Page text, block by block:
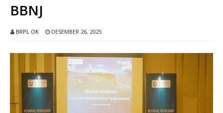
BBNJ
BRPL OK DESEMBER 26, 2025